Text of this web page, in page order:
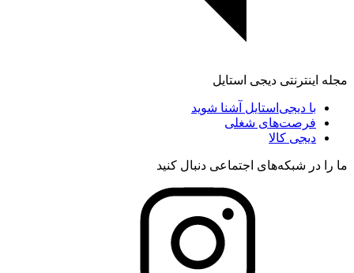
مجله اینترنتی دیجی استایل
با دیجی‌استایل آشنا شوید
فرصت‌های شغلی
دیجی کالا
ما را در شبکه‌های اجتماعی دنبال کنید